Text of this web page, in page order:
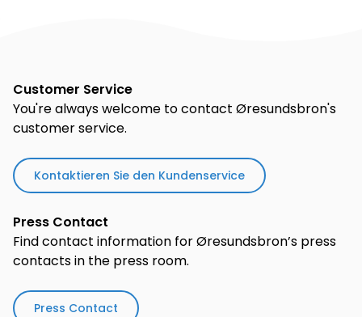
Customer Service
You're always welcome to contact Øresundsbron's
customer service.
Kontaktieren Sie den Kundenservice
Press Contact
Find contact information for Øresundsbron’s press
contacts in the press room.
Press Contact